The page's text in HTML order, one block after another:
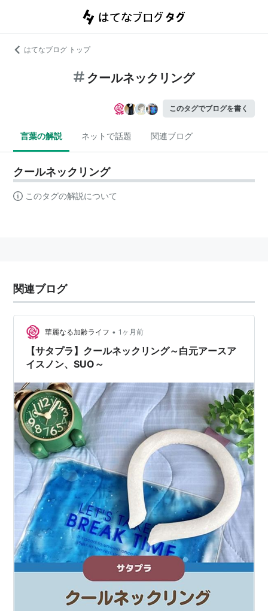
はてなブログ トップ
クールネックリング
このタグでブログを書く
言葉の解説 ネットで話題 関連ブログ
クールネックリング
このタグの解説について
関連ブログ
華麗なる加齢ライフ • 1ヶ月前
【サタプラ】クールネックリング～白元アースア
イスノン、SUO～